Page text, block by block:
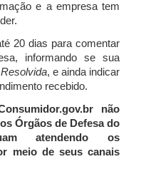
e a empresa tem
20 dias para comentar
informando se sua
, e ainda indicar
recebido.
não
Órgãos de Defesa do
atendendo os
meio de seus canais